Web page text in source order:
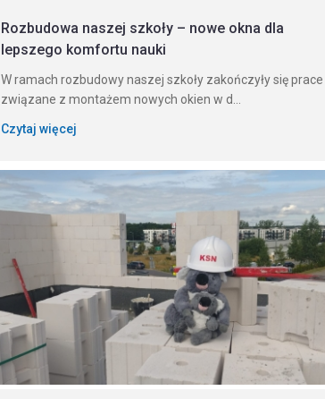
Rozbudowa naszej szkoły – nowe okna dla
lepszego komfortu nauki
W ramach rozbudowy naszej szkoły zakończyły się prace
związane z montażem nowych okien w d...
Czytaj więcej